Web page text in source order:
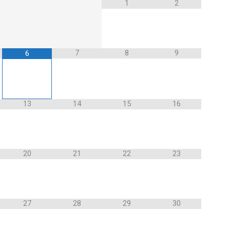
1 2
6 7 8 9
13 14 15 16
20 21 22 23
27 28 29 30